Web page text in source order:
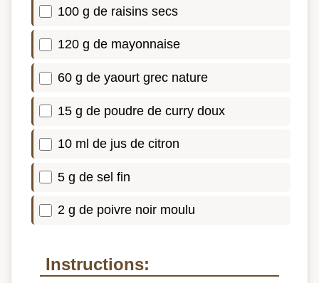
100 g de raisins secs
120 g de mayonnaise
60 g de yaourt grec nature
15 g de poudre de curry doux
10 ml de jus de citron
5 g de sel fin
2 g de poivre noir moulu
Instructions: